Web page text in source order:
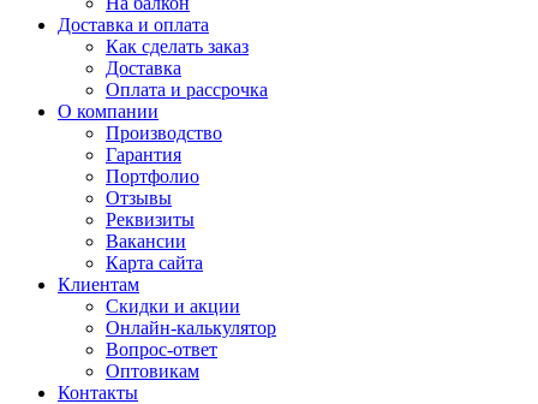
Доставка и оплата
Как сделать заказ
Доставка
Оплата и рассрочка
О компании
Производство
Гарантия
Портфолио
Отзывы
Реквизиты
Вакансии
Карта сайта
Клиентам
Скидки и акции
Онлайн-калькулятор
Вопрос-ответ
Оптовикам
Контакты